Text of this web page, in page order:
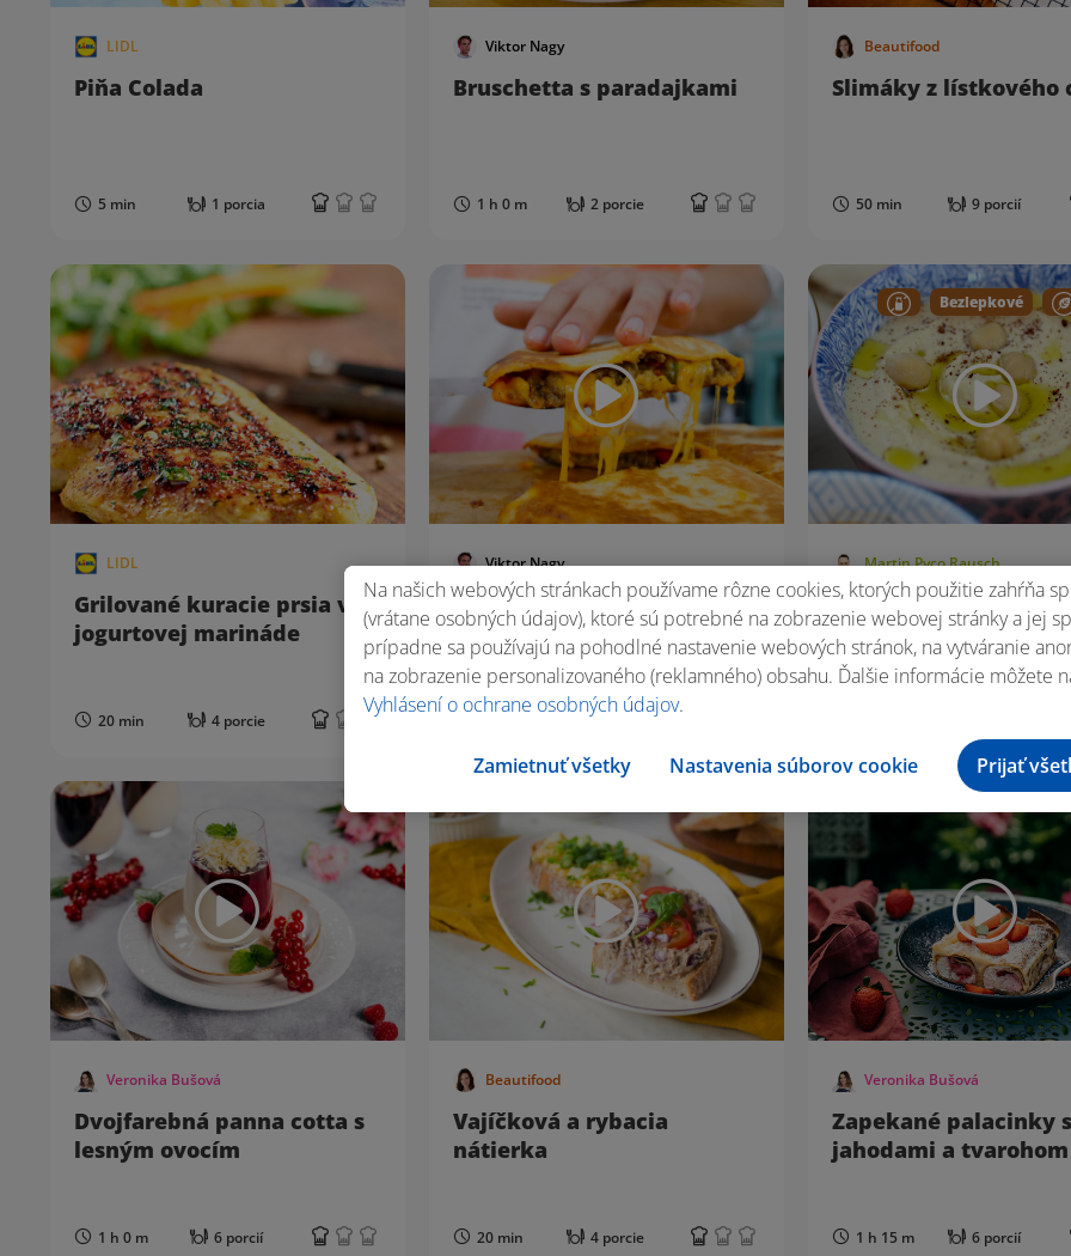
LIDL
Piňa Colada
5 min 1 porcia
Viktor Nagy
Bruschetta s paradajkami
1 h 0 m 2 porcie
Beautifood
Slimáky z lístkového
50 min 9 porcií
LIDL
Grilované kuracie prsia v
jogurtovej marináde
20 min 4 porcie
Viktor Nagy
Quesadilla s hovädzím
mäsom
5 porcií
Bezlepkové
Martin Pyco Rausch
Domáci hummus
Veronika Bušová
Dvojfarebná panna cotta s
lesným ovocím
1 h 0 m 6 porcií
Beautifood
Vajíčková a rybacia
nátierka
20 min 4 porcie
Veronika Bušová
Zapekané palacinky s
jahodami a tvarohom
1 h 15 m 6 porcií
Na našich webových stránkach používame rôzne cookies, ktorých použitie zahŕňa
(vrátane osobných údajov), ktoré sú potrebné na zobrazenie webovej stránky a jej
prípadne sa používajú na pohodlné nastavenie webových stránok, na vytváranie
na zobrazenie personalizovaného (reklamného) obsahu. Ďalšie informácie môžete
Vyhlásení o ochrane osobných údajov.
Zamietnuť všetky Nastavenia súborov cookie Prijať